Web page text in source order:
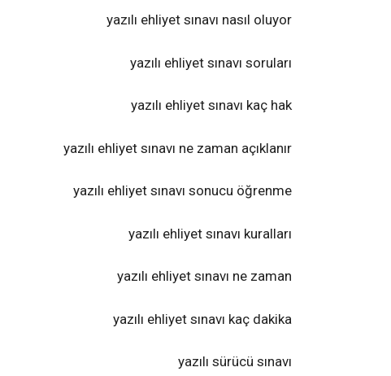
yazılı ehliyet sınavı nasıl oluyor
yazılı ehliyet sınavı soruları
yazılı ehliyet sınavı kaç hak
yazılı ehliyet sınavı ne zaman açıklanır
yazılı ehliyet sınavı sonucu öğrenme
yazılı ehliyet sınavı kuralları
yazılı ehliyet sınavı ne zaman
yazılı ehliyet sınavı kaç dakika
yazılı sürücü sınavı